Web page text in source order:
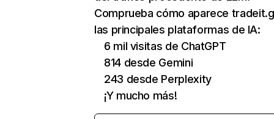
Comprueba cómo aparece
las principales plataformas de IA:
6 mil visitas de ChatGPT
814 desde Gemini
243 desde Perplexity
¡Y mucho más!